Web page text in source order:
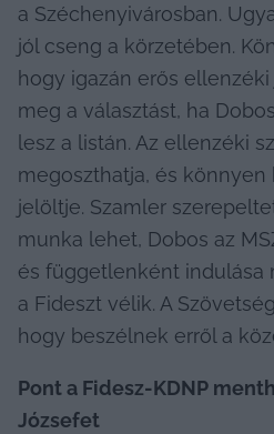
a Széchenyivárosban.
jól cseng a körzetében.
hogy igazán erős
meg a választást, ha
lesz a listán. Az ellenzéki
megoszthatja, és
jelöltje. Szamler
munka lehet, Dobos az
és függetlenként indulása
a Fideszt vélik. A
hogy beszélnek erről a
Pont a Fidesz-KDNP
Józsefet